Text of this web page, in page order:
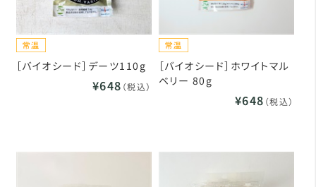
［バイオシード］デーツ110g
¥648 （税込）
［バイオシード］ホワイトマル
ベリー 80g
¥648 （税込）